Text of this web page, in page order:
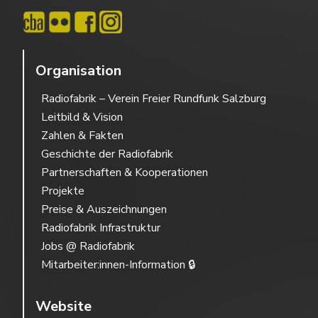
Organisation
Radiofabrik – Verein Freier Rundfunk Salzburg
Leitbild & Vision
Zahlen & Fakten
Geschichte der Radiofabrik
Partnerschaften & Kooperationen
Projekte
Preise & Auszeichnungen
Radiofabrik Infrastruktur
Jobs @ Radiofabrik
Mitarbeiter:innen-Information 🔒
Website